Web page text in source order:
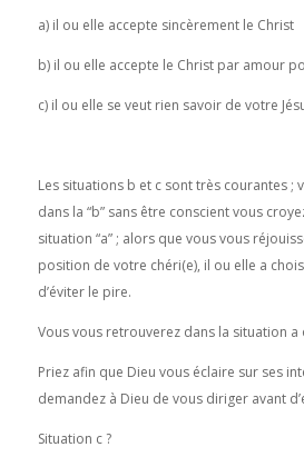
a) il ou elle accepte sincèrement le Christ
b) il ou elle accepte le Christ par amour
c) il ou elle se veut rien savoir de votre
Les situations b et c sont très courantes ;
dans la “b” sans être conscient vous
situation “a” ; alors que vous vous
position de votre chéri(e), il ou elle a
d’éviter le pire.
Vous vous retrouverez dans la situation a
Priez afin que Dieu vous éclaire sur ses
demandez à Dieu de vous diriger avant
Situation c ?